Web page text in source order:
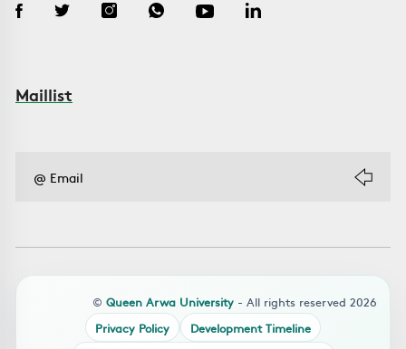
Maillist
© Queen Arwa University - All rights reserved 2026
Privacy Policy
Development Timeline